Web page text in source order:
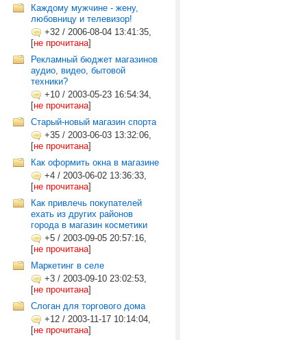
Каждому мужчине - жену,
любовницу и телевизор!
+32 / 2006-08-04 13:41:35,
[не прочитана]
Рекламный бюджет магазинов
аудио, видео, бытовой
техники?
+10 / 2003-05-23 16:54:34,
[не прочитана]
Старый-новый магазин спорта
+35 / 2003-06-03 13:32:06,
[не прочитана]
Как оформить окна в магазине
+4 / 2003-06-02 13:36:33,
[не прочитана]
Как привлечь покупателей
ехать из других районов
города в магазин косметики
+5 / 2003-09-05 20:57:16,
[не прочитана]
Маркетинг в селе
+3 / 2003-09-10 23:02:53,
[не прочитана]
Слоган для торгового дома
+12 / 2003-11-17 10:14:04,
[не прочитана]